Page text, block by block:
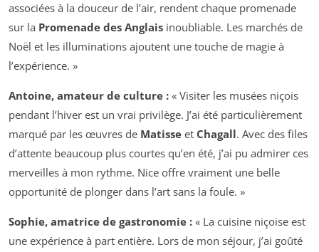
associées à la douceur de l’air, rendent chaque promenade
sur la Promenade des Anglais inoubliable. Les marchés de
Noël et les illuminations ajoutent une touche de magie à
l’expérience. »
Antoine, amateur de culture : « Visiter les musées niçois
pendant l’hiver est un vrai privilège. J’ai été particulièrement
marqué par les œuvres de Matisse et Chagall. Avec des files
d’attente beaucoup plus courtes qu’en été, j’ai pu admirer ces
merveilles à mon rythme. Nice offre vraiment une belle
opportunité de plonger dans l’art sans la foule. »
Sophie, amatrice de gastronomie : « La cuisine niçoise est
une expérience à part entière. Lors de mon séjour, j’ai goûté